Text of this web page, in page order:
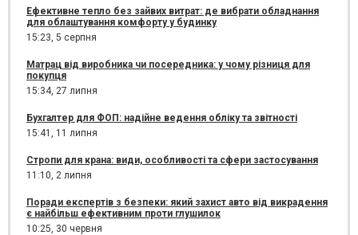
Ефективне тепло без зайвих витрат: де вибрати обладнання
для облаштування комфорту у будинку
15:23, 5 серпня
Матрац від виробника чи посередника: у чому різниця для
покупця
15:34, 27 липня
Бухгалтер для ФОП: надійне ведення обліку та звітності
15:41, 11 липня
Стропи для крана: види, особливості та сфери застосування
11:10, 2 липня
Поради експертів з безпеки: який захист авто від викрадення
є найбільш ефективним проти глушилок
10:25, 30 червня